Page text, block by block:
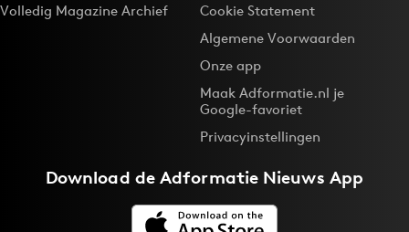
Volledig Magazine Archief
Cookie Statement
Algemene Voorwaarden
Onze app
Maak Adformatie.nl je
Google-favoriet
Privacyinstellingen
Download deAdformatie Nieuws App